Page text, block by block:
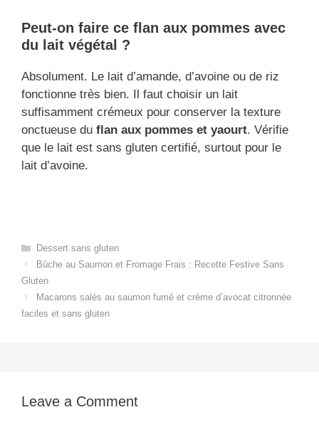
Peut-on faire ce flan aux pommes avec
du lait végétal ?
Absolument. Le lait d’amande, d’avoine ou de riz
fonctionne très bien. Il faut choisir un lait
suffisamment crémeux pour conserver la texture
onctueuse du flan aux pommes et yaourt. Vérifie
que le lait est sans gluten certifié, surtout pour le
lait d’avoine.
Categories
Dessert sans gluten
Bûche au Saumon et Fromage Frais : Recette Festive Sans
Gluten
Macarons salés au saumon fumé et crème d’avocat citronnée
faciles et sans gluten
Leave a Comment